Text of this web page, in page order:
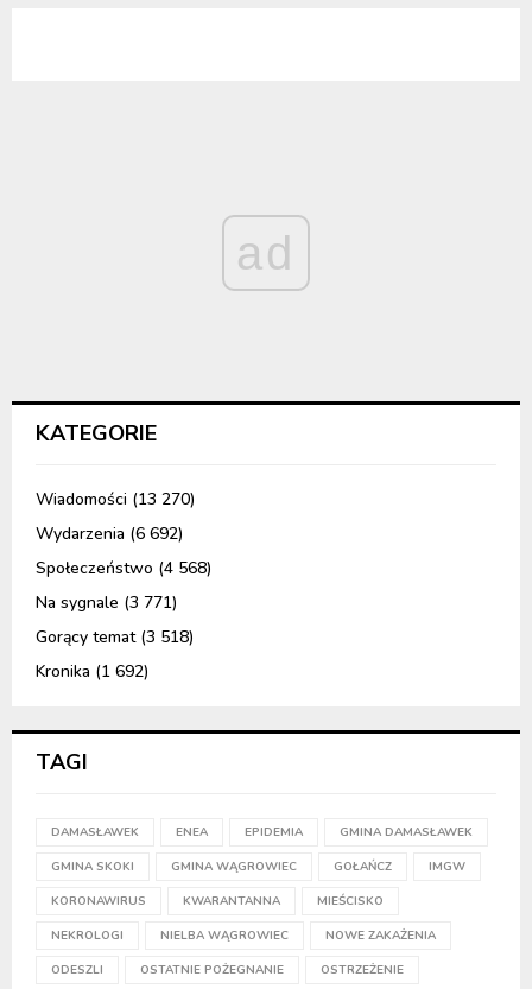
ad
KATEGORIE
Wiadomości (13 270)
Wydarzenia (6 692)
Społeczeństwo (4 568)
Na sygnale (3 771)
Gorący temat(3 518)
Kronika (1 692)
TAGI
DAMASŁAWEK ENEA EPIDEMIA GMINA DAMASŁAWEK
GMINA SKOKI GMINA WĄGROWIEC GOŁAŃCZ IMGW
KORONAWIRUS KWARANTANNA MIEŚCISKO
NEKROLOGI NIELBA WĄGROWIEC NOWE ZAKAŻENIA
ODESZLI OSTATNIE POŻEGNANIE OSTRZEŻENIE